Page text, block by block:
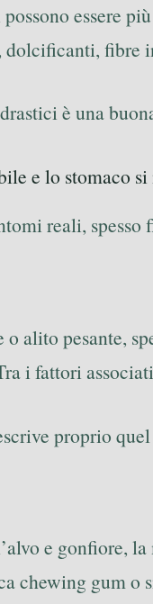
essere
fibre
è una
e lo stomaco
reali,
alito pesante,
i fattori
proprio
e gonfiore,
chewing gum o